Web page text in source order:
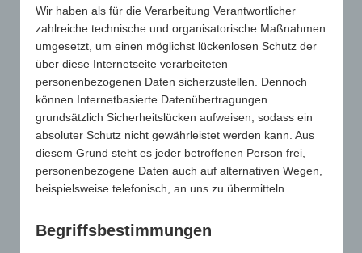
62% der Werbeartikel bleiben länger als ein
Jahr im Besitz des Empfängers.
EINSATZ
69% aller Deutschen setzen Werbeartikel
gerne ein. Der Werbeartikel schafft zudem
Vertrauen (69%).
Werbeartikeln stammen aus aktuellen Studien des GWW
Wir haben als für die Verarbeitung Verantwortlicher
zahlreiche technische und organisatorische Maßnahmen
umgesetzt, um einen möglichst lückenlosen Schutz der
über diese Internetseite verarbeiteten
personenbezogenen Daten sicherzustellen. Dennoch
können Internetbasierte Datenübertragungen
grundsätzlich Sicherheitslücken aufweisen, sodass ein
absoluter Schutz nicht gewährleistet werden kann. Aus
diesem Grund steht es jeder betroffenen Person frei,
personenbezogene Daten auch auf alternativen Wegen,
beispielsweise telefonisch, an uns zu übermitteln.
Begriffsbestimmungen